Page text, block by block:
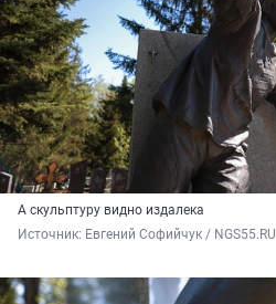
А скульптуру видно издалека
Источник: Евгений Софийчук / NGS55.RU